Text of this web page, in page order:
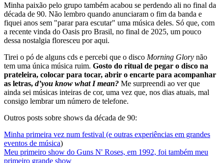
Minha paixão pelo grupo também acabou se perdendo ali no final da
década de 90. Não lembro quando anunciaram o fim da banda e
fiquei anos sem "parar para escutar" uma música deles. Só que, com
a recente vinda do Oasis pro Brasil, no final de 2025, um pouco
dessa nostalgia floresceu por aqui.
Tirei o pó de alguns cds e percebi que o disco Morning Glory não
tem uma única música ruim. Gosto do ritual de pegar o disco na
prateleira, colocar para tocar, abrir o encarte para acompanhar
as letras, d’you know what I mean? Me surpreendi ao ver que
ainda sei músicas inteiras de cor, uma vez que, nos dias atuais, mal
consigo lembrar um número de telefone.
Outros posts sobre shows da década de 90:
Minha primeira vez num festival (e outras experiências em grandes
eventos de música)
Meu primeiro show do Guns N' Roses, em 1992, foi também meu
primeiro grande show